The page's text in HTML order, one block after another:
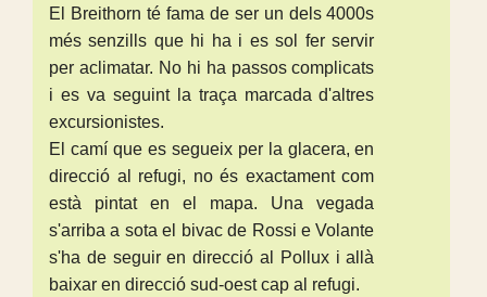
El Breithorn té fama de ser un dels 4000s
més senzills que hi ha i es sol fer servir
per aclimatar. No hi ha passos complicats
i es va seguint la traça marcada d'altres
excursionistes.
El camí que es segueix per la glacera, en
direcció al refugi, no és exactament com
està pintat en el mapa. Una vegada
s'arriba a sota el bivac de Rossi e Volante
s'ha de seguir en direcció al Pollux i allà
baixar en direcció sud-oest cap al refugi.